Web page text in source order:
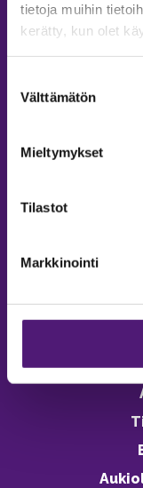
tietoja muihin
kerätty, kun olet
valinta
Välttämätön
Mieltymykset
Tilastot
Markkinointi